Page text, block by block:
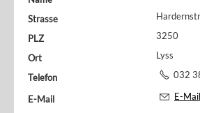
Strasse
PLZ
3250
Ort
Lyss
Telefon
032
E-Mail E-Mail